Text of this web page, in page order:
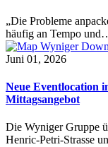
„Die Probleme
häufig an Tempo
Juni 01, 2026
Neue Eventlocation
Mittagsangebot
Die Wyniger Gruppe
Henric-Petri-Strasse